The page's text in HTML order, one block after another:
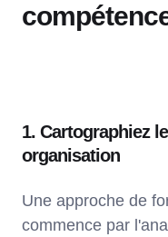
1. Cartographiez
organisation
Une approche de
commence par